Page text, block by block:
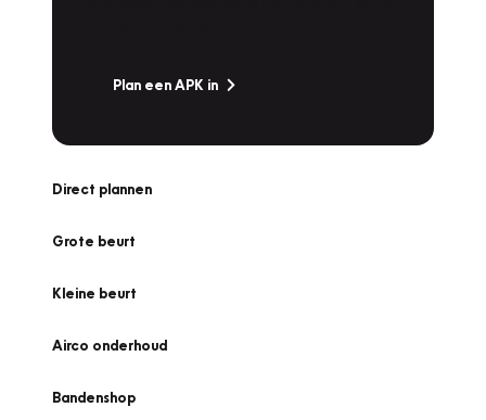
Plan een APK in
Direct plannen
Grote beurt
Kleine beurt
Airco onderhoud
Bandenshop